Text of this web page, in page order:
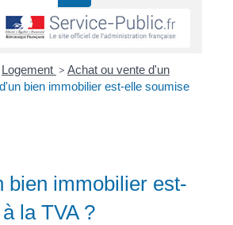
Logement > Achat ou vente d'un
bien immobilier est-elle soumise
bien immobilier est-
la TVA ?